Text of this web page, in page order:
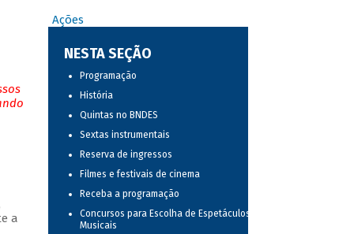
a
Ações
NESTA SEÇÃO
Programação
História
Quintas no BNDES
Sextas instrumentais
Reserva de ingressos
Filmes e festivais de cinema
Receba a programação
Concursos para Escolha de Espetáculos
Musicais